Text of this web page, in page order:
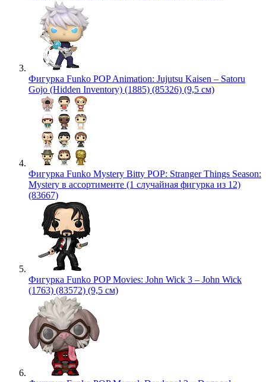
Фигурка Funko POP Animation: Jujutsu Kaisen – Satoru
Gojo (Hidden Inventory) (1885) (85326) (9,5 см)
Фигурка Funko Mystery Bitty POP: Stranger Things Season:
Mystery в ассортименте (1 случайная фигурка из 12)
(83667)
Фигурка Funko POP Movies: John Wick 3 – John Wick
(1763) (83572) (9,5 см)